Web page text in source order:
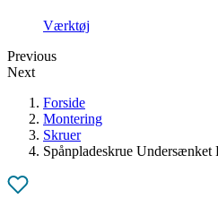
Værktøj
Previous
Next
Forside
Montering
Skruer
Spånpladeskrue